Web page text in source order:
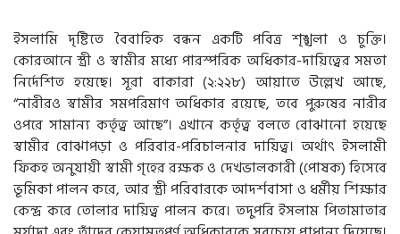
ইসলামি দৃষ্টিতে বৈবাহিক বন্ধন একটি পবিত্র শৃঙ্খলা ও চুক্তি।
কোরআনে স্ত্রী ও স্বামীর মধ্যে পারস্পরিক অধিকার-দায়িত্বের সমতা
নির্দেশিত হয়েছে। সূরা বাকারা (২:২২৮) আয়াতে উল্লেখ আছে,
“নারীরও স্বামীর সমপরিমাণ অধিকার রয়েছে, তবে পুরুষের নারীর
ওপরে সামান্য কর্তৃত্ব আছে”। এখানে কর্তৃত্ব বলতে বোঝানো হয়েছে
স্বামীর বোঝাপড়া ও পরিবার-পরিচালনার দায়িত্ব। অর্থাৎ ইসলামী
ফিকহ অনুযায়ী স্বামী গৃহের রক্ষক ও দেখভালকারী (পোষক) হিসেবে
ভূমিকা পালন করে, আর স্ত্রী পরিবারকে আদর্শবাসা ও ধর্মীয় শিক্ষার
কেন্দ্র করে তোলার দায়িত্ব পালন করে। তদুপরি ইসলাম পিতামাতার